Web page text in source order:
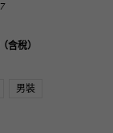
含稅）
男裝